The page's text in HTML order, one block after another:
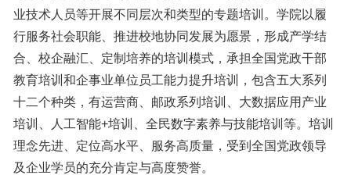
业技术人员等开展不同层次和类型的专题培训。学院以履
行服务社会职能、推进校地协同发展为愿景，形成产学结
合、校企融汇、定制培养的培训模式，承担全国党政干部
教育培训和企事业单位员工能力提升培训，包含五大系列
十二个种类，有运营商、邮政系列培训、大数据应用产业
培训、人工智能+培训、全民数字素养与技能培训等。培训
理念先进、定位高水平、服务高质量，受到全国党政领导
及企业学员的充分肯定与高度赞誉。